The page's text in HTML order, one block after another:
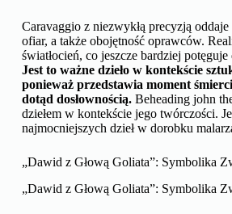
Caravaggio z niezwykłą precyzją
ofiar, a także obojętność oprawców.
światłocień, co jeszcze bardziej potęguje
Jest to ważne dzieło w kontekście
ponieważ przedstawia moment
dotąd dosłownością.Beheading john
dziełem w kontekście jego twórczości.
najmocniejszych dzieł w dorobku
„Dawid z Głową Goliata”: Symbolika
„Dawid z Głową Goliata”: Symbolika